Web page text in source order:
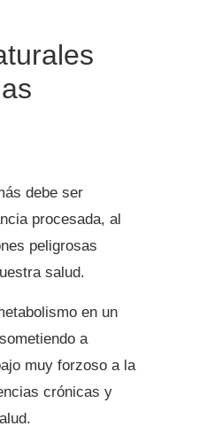
debe ser
procesada, al
peligrosas
salud.
en un
a
muy forzoso a la
crónicas y